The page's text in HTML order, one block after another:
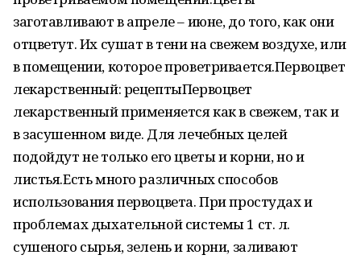
заготавливают в апреле – июне, до того, как они
отцветут. Их сушат в тени на свежем воздухе, или
в помещении, которое проветривается.Первоцвет
лекарственный: рецептыПервоцвет
лекарственный применяется как в свежем, так и
в засушенном виде. Для лечебных целей
подойдут не только его цветы и корни, но и
листья.Есть много различных способов
использования первоцвета. При простудах и
проблемах дыхательной системы 1 ст. л.
сушеного сырья, зелень и корни, заливают